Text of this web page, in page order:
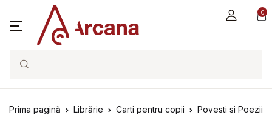
0
Search
Prima pagină Librărie Carti pentru copii Povesti si Poezii